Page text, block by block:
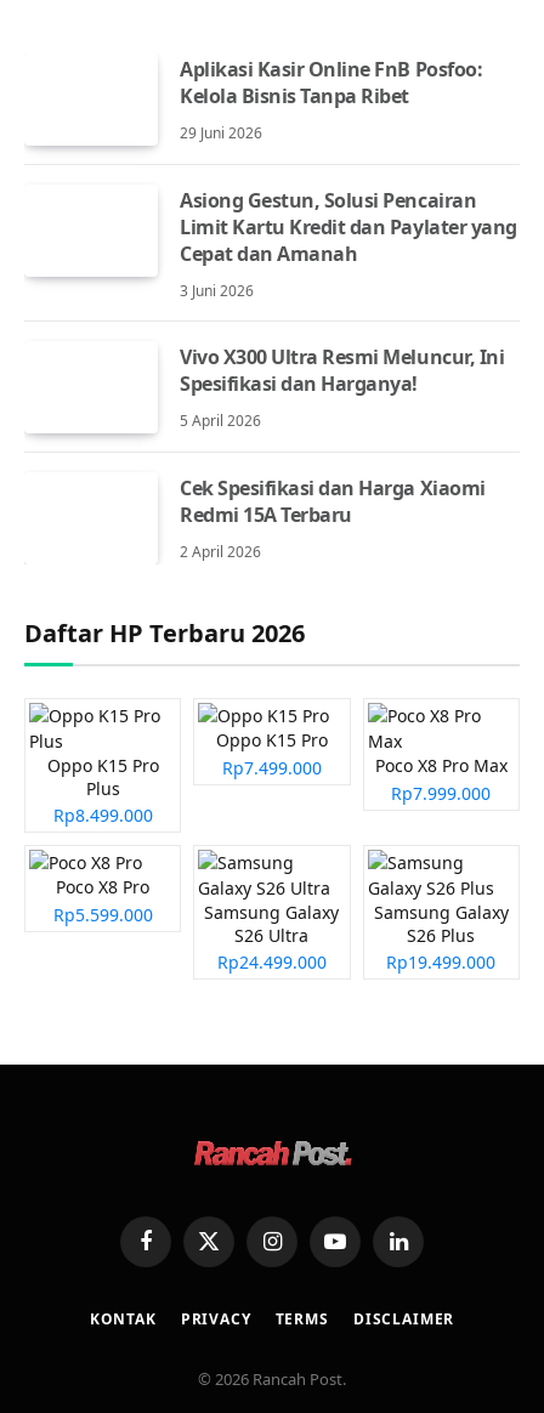
Aplikasi Kasir Online FnB Posfoo:
Kelola Bisnis Tanpa Ribet
29 Juni 2026
Asiong Gestun, Solusi Pencairan
Limit Kartu Kredit dan Paylater yang
Cepat dan Amanah
3 Juni 2026
Vivo X300 Ultra Resmi Meluncur, Ini
Spesifikasi dan Harganya!
5 April 2026
Cek Spesifikasi dan Harga Xiaomi
Redmi 15A Terbaru
2 April 2026
Daftar HP Terbaru 2026
Oppo K15 Pro
Plus
Rp8.499.000
Oppo K15 Pro
Rp7.499.000
Poco X8 Pro Max
Rp7.999.000
Poco X8 Pro
Rp5.599.000
Samsung Galaxy
S26 Ultra
Rp24.499.000
Samsung Galaxy
S26 Plus
Rp19.499.000
FacebookX
(Twitter)
InstagramYouTubeLinkedIn
KONTAK PRIVACY TERMS DISCLAIMER
© 2026 Rancah Post.